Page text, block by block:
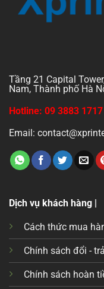
Tầng 21 Capital
Nam, Thành phố Hà
Hotline: 09 3883 1717
Email:
Dịch vụ khách hàng |
Cách thức mua
Chính sách đổi - trả
Chính sách hoàn